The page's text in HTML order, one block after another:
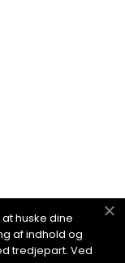
huske dine
af indhold og
tredjepart. Ved